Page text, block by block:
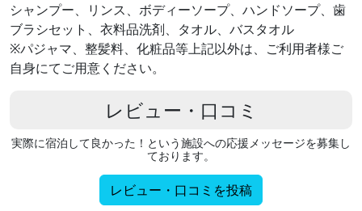
シャンプー、リンス、ボディーソープ、ハンドソープ、歯
ブラシセット、衣料品洗剤、タオル、バスタオル
※パジャマ、整髪料、化粧品等上記以外は、ご利用者様ご
自身にてご用意ください。
レビュー・口コミ
実際に宿泊して良かった！という施設への応援メッセージを募集し
ております。
レビュー・口コミを投稿